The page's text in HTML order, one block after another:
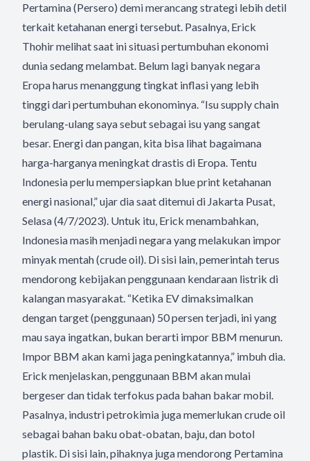
Pertamina (Persero) demi merancang strategi lebih detil
terkait ketahanan energi tersebut. Pasalnya, Erick
Thohir melihat saat ini situasi pertumbuhan ekonomi
dunia sedang melambat. Belum lagi banyak negara
Eropa harus menanggung tingkat inflasi yang lebih
tinggi dari pertumbuhan ekonominya. “Isu supply chain
berulang-ulang saya sebut sebagai isu yang sangat
besar. Energi dan pangan, kita bisa lihat bagaimana
harga-harganya meningkat drastis di Eropa. Tentu
Indonesia perlu mempersiapkan blue print ketahanan
energi nasional,” ujar dia saat ditemui di Jakarta Pusat,
Selasa (4/7/2023). Untuk itu, Erick menambahkan,
Indonesia masih menjadi negara yang melakukan impor
minyak mentah (crude oil). Di sisi lain, pemerintah terus
mendorong kebijakan penggunaan kendaraan listrik di
kalangan masyarakat. “Ketika EV dimaksimalkan
dengan target (penggunaan) 50 persen terjadi, ini yang
mau saya ingatkan, bukan berarti impor BBM menurun.
Impor BBM akan kami jaga peningkatannya,” imbuh dia.
Erick menjelaskan, penggunaan BBM akan mulai
bergeser dan tidak terfokus pada bahan bakar mobil.
Pasalnya, industri petrokimia juga memerlukan crude oil
sebagai bahan baku obat-obatan, baju, dan botol
plastik. Di sisi lain, pihaknya juga mendorong Pertamina